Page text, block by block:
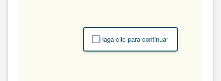
Haga clic para continuar